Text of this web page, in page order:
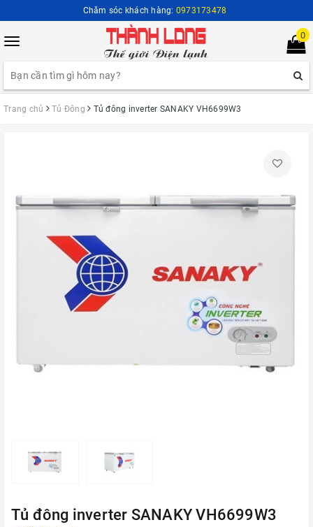
Chăm sóc khách hàng: 0973173478
Toggle
0
Trang chủ Tủ Đông Tủ đông inverter SANAKY VH6699W3
Tủ đông inverter SANAKY VH6699W3